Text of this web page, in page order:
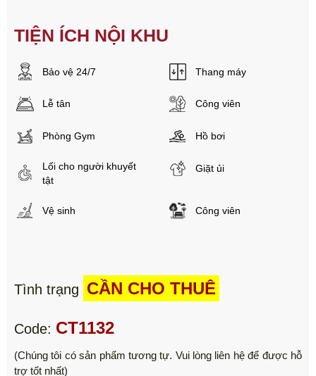
TIỆN ÍCH NỘI KHU
Bảo vệ 24/7 Thang máy
Lễ tân Công viên
Phòng Gym Hồ bơi
Lối cho người khuyết
tật
Giặt ủi
Vệ sinh Công viên
Tình trạng CẦN CHO THUÊ
Code: CT1132
(Chúng tôi có sản phẩm tương tự. Vui lòng liên hệ để được hỗ
trợ tốt nhất)